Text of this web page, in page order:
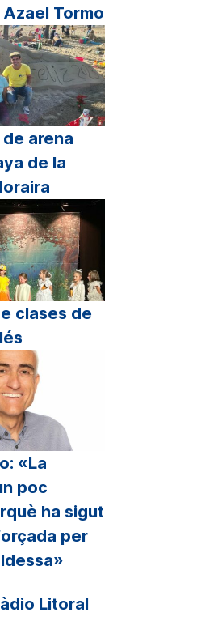
Tormo
arena
de la
clases de
«La
poc
ha sigut
per
Litoral